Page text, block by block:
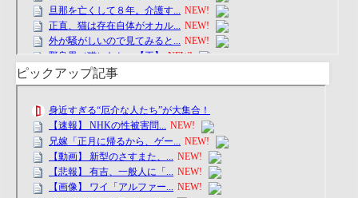
ピックアップ記事